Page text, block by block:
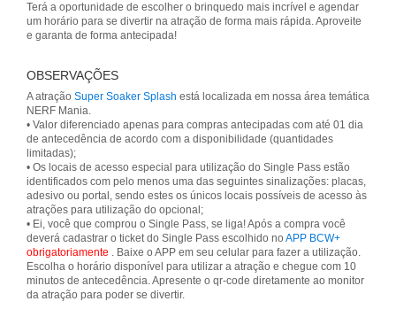
Terá a oportunidade de escolher o brinquedo mais incrível e agendar
um horário para se divertir na atração de forma mais rápida. Aproveite
e garanta de forma antecipada!
OBSERVAÇÕES
A atração Super Soaker Splash está localizada em nossa área temática
NERF Mania.
• Valor diferenciado apenas para compras antecipadas com até 01 dia
de antecedência de acordo com a disponibilidade (quantidades
limitadas);
• Os locais de acesso especial para utilização do Single Pass estão
identificados com pelo menos uma das seguintes sinalizações: placas,
adesivo ou portal, sendo estes os únicos locais possíveis de acesso às
atrações para utilização do opcional;
• Ei, você que comprou o Single Pass, se liga! Após a compra você
deverá cadastrar o ticket do Single Pass escolhido no APP BCW+
obrigatoriamente . Baixe o APP em seu celular para fazer a utilização.
Escolha o horário disponível para utilizar a atração e chegue com 10
minutos de antecedência. Apresente o qr-code diretamente ao monitor
da atração para poder se divertir.